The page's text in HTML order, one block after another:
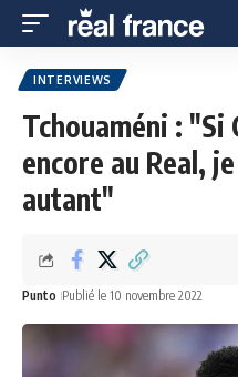
INTERVIEWS
Tchouaméni :
encore au Real,
autant"
Punto Publié le 10 novembre 2022